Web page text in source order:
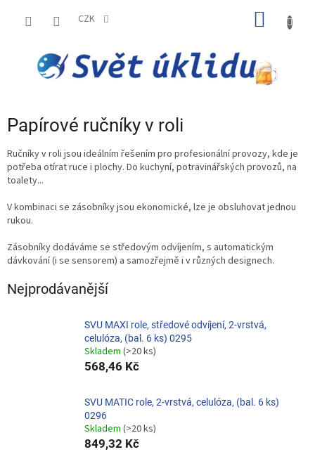
CZK
Papírové ručníky v roli
Ručníky v roli jsou ideálním řešením pro profesionální provozy, kde je
potřeba otírat ruce i plochy. Do kuchyní, potravinářských provozů, na
toalety...
V kombinaci se zásobníky jsou ekonomické, lze je obsluhovat jednou
rukou.
Zásobníky dodáváme se středovým odvíjením, s automatickým
dávkování (i se sensorem) a samozřejmě i v různých designech.
Nejprodávanější
SVU MAXI role, středové odvíjení, 2-vrstvá,
celulóza, (bal. 6 ks) 0295
Skladem (>20 ks)
568,46 Kč
SVU MATIC role, 2-vrstvá, celulóza, (bal. 6 ks)
0296
Skladem (>20 ks)
849,32 Kč